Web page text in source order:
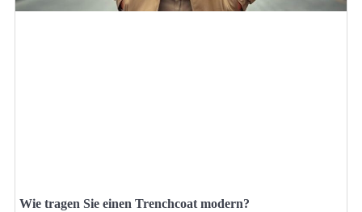
Wie tragen Sie einen Trenchcoat modern?